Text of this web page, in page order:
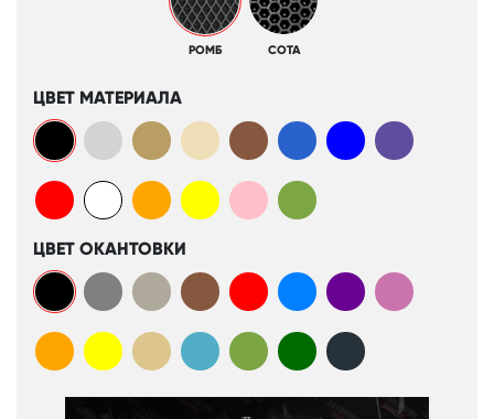
РОМБ СОТА
ЦВЕТ МАТЕРИАЛА
ЦВЕТ ОКАНТОВКИ